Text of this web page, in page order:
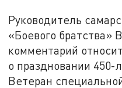
Руководитель
«Боевого братства»
комментарий
о праздновании 450-
Ветеран